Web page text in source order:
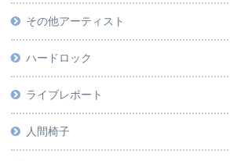
その他アーティスト
ハードロック
ライブレポート
人間椅子